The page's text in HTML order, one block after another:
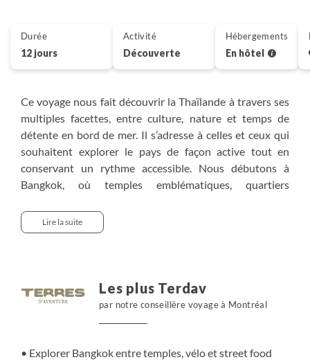
Ce voyage nous fait découvrir la Thaïlande à travers ses
multiples facettes, entre culture, nature et temps de
détente en bord de mer. Il s’adresse à celles et ceux qui
souhaitent explorer le pays de façon active tout en
conservant un rythme accessible. Nous débutons à
Bangkok, où temples emblématiques, quartiers
décor, avant une balade à vélo dans le surprenant «
poumon vert » de la capitale. Cap ensuite sur le parc
faune sauvage. Après les vestiges d’Ayutthaya, nous
rejoignons en train de nuit le parc national de Khao Sok,
plages de Khao Lak ou de Khanom.
Lire la suite
Les plus Terdav
par notre conseillère voyage à Montréal
Explorer Bangkok entre temples, vélo et street food
Durée
12 jours
Activité
Découverte
Hébergements
En hôtel